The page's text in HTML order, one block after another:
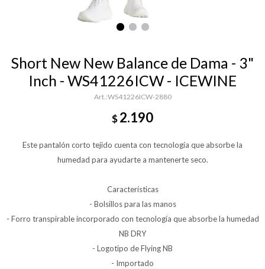
Short New New Balance de Dama - 3"
Inch - WS41226ICW - ICEWINE
WS41226ICW-2880
$2.190
Este pantalón corto tejido cuenta con tecnología que absorbe la
humedad para ayudarte a mantenerte seco.
Características
- Bolsillos para las manos
- Forro transpirable incorporado con tecnología que absorbe la humedad
NB DRY
- Logotipo de Flying NB
- Importado